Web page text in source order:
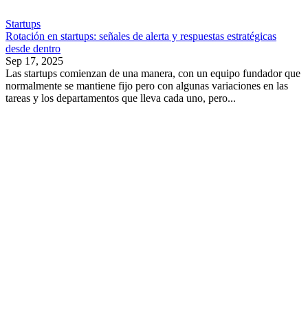
Startups
Rotación en startups: señales de alerta y respuestas estratégicas
desde dentro
Sep 17, 2025
Las startups comienzan de una manera, con un equipo fundador que
normalmente se mantiene fijo pero con algunas variaciones en las
tareas y los departamentos que lleva cada uno, pero...